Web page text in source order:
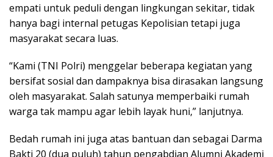
empati untuk peduli dengan lingkungan sekitar, tidak
hanya bagi internal petugas Kepolisian tetapi juga
masyarakat secara luas.
“Kami (TNI Polri) menggelar beberapa kegiatan yang
bersifat sosial dan dampaknya bisa dirasakan langsung
oleh masyarakat. Salah satunya memperbaiki rumah
warga tak mampu agar lebih layak huni,” lanjutnya.
Bedah rumah ini juga atas bantuan dan sebagai Darma
Bakti 20 (dua puluh) tahun pengabdian Alumni Akademi